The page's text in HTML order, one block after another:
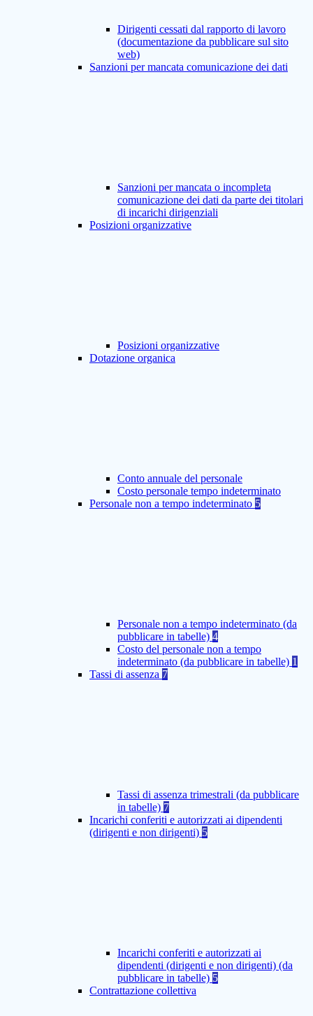
Dirigenti cessati dal rapporto di lavoro
(documentazione da pubblicare sul sito
web)
Sanzioni per mancata comunicazione dei dati
Sanzioni per mancata o incompleta
comunicazione dei dati da parte dei titolari
di incarichi dirigenziali
Posizioni organizzative
Posizioni organizzative
Dotazione organica
Conto annuale del personale
Costo personale tempo indeterminato
Personale non a tempo indeterminato 5
Personale non a tempo indeterminato (da
pubblicare in tabelle) 4
Costo del personale non a tempo
indeterminato (da pubblicare in tabelle) 1
Tassi di assenza 7
Tassi di assenza trimestrali (da pubblicare
in tabelle) 7
Incarichi conferiti e autorizzati ai dipendenti
(dirigenti e non dirigenti) 5
Incarichi conferiti e autorizzati ai
dipendenti (dirigenti e non dirigenti) (da
pubblicare in tabelle) 5
Contrattazione collettiva